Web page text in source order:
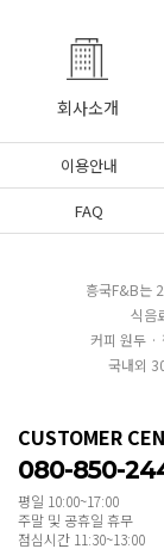
회사소개
이용안내
FAQ
흥국F&B는
식음
커피 원두 ·
국내외
CUSTOMER
080-850-
평일 10:00~17:00
주말 및 공휴일 휴무
점심시간 11:30~13:00